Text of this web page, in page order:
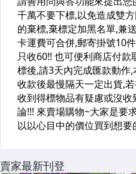
賣家最新刊登